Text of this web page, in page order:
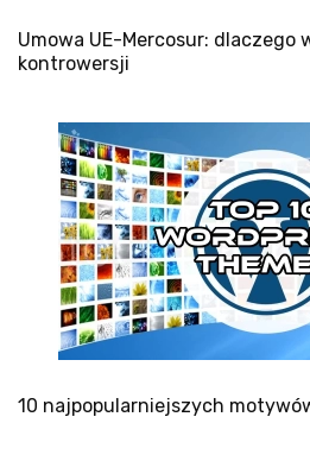
Umowa UE-Mercosur: dlaczego
kontrowersji
10 najpopularniejszych